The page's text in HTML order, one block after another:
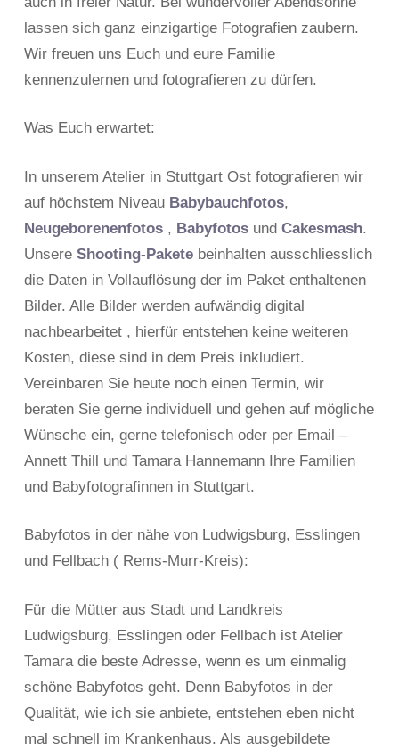
lassen sich ganz einzigartige Fotografien zaubern.
Wir freuen uns Euch und eure Familie
kennenzulernen und fotografieren zu dürfen.
Was Euch erwartet:
In unserem Atelier in Stuttgart Ost fotografieren wir
auf höchstem Niveau Babybauchfotos,
Neugeborenenfotos, Babyfotos und Cakesmash.
Unsere Shooting-Paketebeinhalten ausschliesslich
die Daten in Vollauflösung der im Paket enthaltenen
Bilder. Alle Bilder werden aufwändig digital
nachbearbeitet , hierfür entstehen keine weiteren
Kosten, diese sind in dem Preis inkludiert.
Vereinbaren Sie heute noch einen Termin, wir
beraten Sie gerne individuell und gehen auf mögliche
Wünsche ein, gerne telefonisch oder per Email –
Annett Thill und Tamara Hannemann Ihre Familien
und Babyfotografinnen in Stuttgart.
Babyfotos in der nähe von Ludwigsburg, Esslingen
und Fellbach ( Rems-Murr-Kreis):
Für die Mütter aus Stadt und Landkreis
Ludwigsburg, Esslingen oder Fellbach ist Atelier
Tamara die beste Adresse, wenn es um einmalig
schöne Babyfotos geht. Denn Babyfotos in der
Qualität, wie ich sie anbiete, entstehen eben nicht
mal schnell im Krankenhaus. Als ausgebildete